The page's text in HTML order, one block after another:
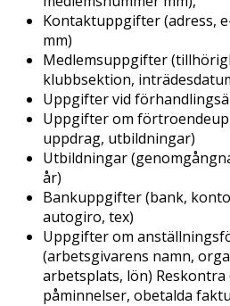
Kontaktuppgifter (adress,
mm)
Medlemsuppgifter
klubbsektion,
Uppgifter vid
Uppgifter om
uppdrag, utbildningar)
Utbildningar
år)
Bankuppgifter (bank,
autogiro, tex)
Uppgifter om
(arbetsgivarens namn,
arbetsplats, lön)
påminnelser, obetalda